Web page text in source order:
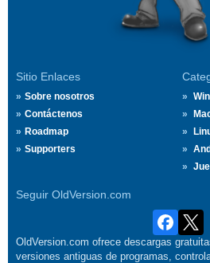
Sitio Enlaces
Sobre nosotros
Contáctenos
Roadmap
Supporters
Seguir OldVersion.com
OldVersion.com ofrece descargas
versiones antiguas de programas,